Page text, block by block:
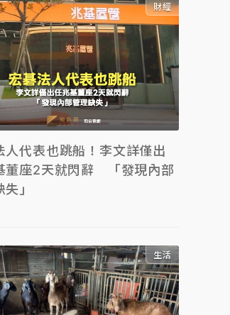
財經
人代表也跳船！李文詳僅出
董座2天就閃辭 「發現內部
」
生活